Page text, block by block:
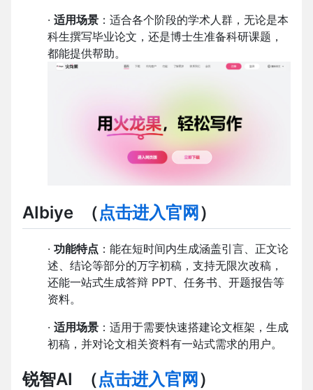
· 适用场景 ：适合各个阶段的学术人群，无论是本
科生撰写毕业论文，还是博士生准备科研课题，
都能提供帮助。
AIbiye （点击进入官网）
· 功能特点 ：能在短时间内生成涵盖引言、正文论
述、结论等部分的万字初稿，支持无限次改稿，
还能一站式生成答辩 PPT、任务书、开题报告等
资料。
· 适用场景 ：适用于需要快速搭建论文框架，生成
初稿，并对论文相关资料有一站式需求的用户。
锐智AI （点击进入官网 ）